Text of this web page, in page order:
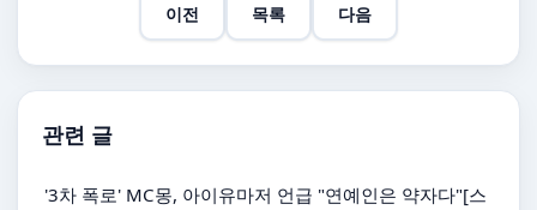
이전 목록 다음
관련 글
'3차 폭로' MC몽, 아이유마저 언급 "연예인은 약자다"[스